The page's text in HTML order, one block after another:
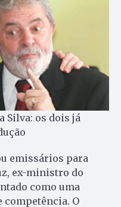
Silva: os dois já
emissários para
ex-ministro do
como uma
competência. O